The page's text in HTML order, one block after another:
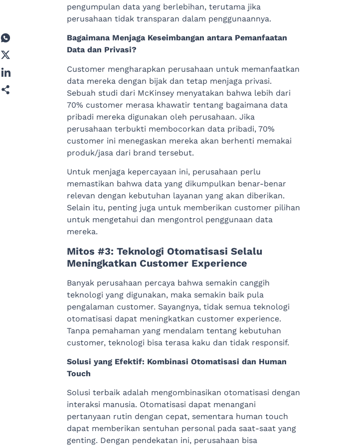
pengumpulan data yang berlebihan, terutama jika
perusahaan tidak transparan dalam penggunaannya.
Bagaimana Menjaga Keseimbangan antara Pemanfaatan
Data dan Privasi?
Customer mengharapkan perusahaan untuk memanfaatkan
data mereka dengan bijak dan tetap menjaga privasi.
Sebuah studi dari McKinsey menyatakan bahwa lebih dari
70% customer merasa khawatir tentang bagaimana data
pribadi mereka digunakan oleh perusahaan. Jika
perusahaan terbukti membocorkan data pribadi, 70%
customer ini menegaskan mereka akan berhenti memakai
produk/jasa dari brand tersebut.
Untuk menjaga kepercayaan ini, perusahaan perlu
memastikan bahwa data yang dikumpulkan benar-benar
relevan dengan kebutuhan layanan yang akan diberikan.
Selain itu, penting juga untuk memberikan customer pilihan
untuk mengetahui dan mengontrol penggunaan data
mereka.
Mitos #3: Teknologi Otomatisasi Selalu
Meningkatkan Customer Experience
Banyak perusahaan percaya bahwa semakin canggih
teknologi yang digunakan, maka semakin baik pula
pengalaman customer. Sayangnya, tidak semua teknologi
otomatisasi dapat meningkatkan customer experience.
Tanpa pemahaman yang mendalam tentang kebutuhan
customer, teknologi bisa terasa kaku dan tidak responsif.
Solusi yang Efektif: Kombinasi Otomatisasi dan Human
Touch
Solusi terbaik adalah mengombinasikan otomatisasi dengan
interaksi manusia. Otomatisasi dapat menangani
pertanyaan rutin dengan cepat, sementara human touch
dapat memberikan sentuhan personal pada saat-saat yang
genting. Dengan pendekatan ini, perusahaan bisa